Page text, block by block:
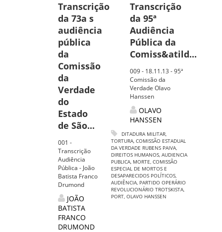
Transcrição
da 73a s
audiência
pública
da
Comissão
da
Verdade
do
Estado
de São...
001 -
Transcrição
Audiência
Pública - João
Batista Franco
Drumond
JOÃO
BATISTA
FRANCO
DRUMOND
Transcrição
da 95ª
Audiência
Pública da
Comiss&atild...
009 - 18.11.13 - 95ª
Comissão da
Verdade Olavo
Hanssen
OLAVO
HANSSEN
DITADURA MILITAR,
TORTURA, COMISSÃO ESTADUAL
DA VERDADE RUBENS PAIVA,
DIREITOS HUMANOS, AUDIENCIA
PUBLICA, MORTE, COMISSÃO
ESPECIAL DE MORTOS E
DESAPARECIDOS POLÍTICOS,
AUDIÊNCIA, PARTIDO OPERÁRIO
REVOLUCIONÁRIO TROTSKISTA,
PORT, OLAVO HANSSEN